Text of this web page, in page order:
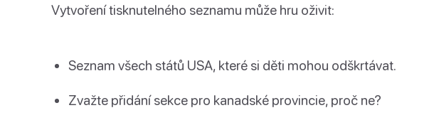
Vytvoření tisknutelného seznamu může hru oživit:
Seznam všech států USA, které si děti mohou odškrtávat.
Zvažte přidání sekce pro kanadské provincie, proč ne?